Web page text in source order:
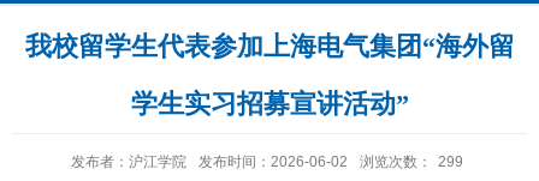
我校留学生代表参加上海电气集团“海外留
学生实习招募宣讲活动”
发布者：沪江学院 发布时间：2026-06-02 浏览次数： 299